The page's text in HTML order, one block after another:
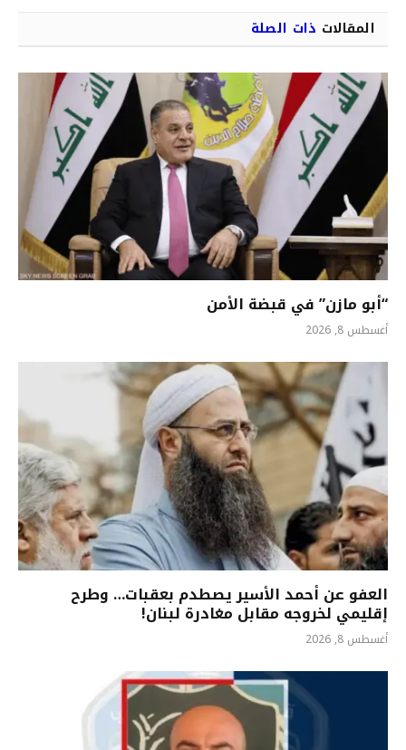
المقالات ذات الصلة
“أبو مازن” في قبضة الأمن
أغسطس 8, 2026
العفو عن أحمد الأسير يصطدم بعقبات… وطرح
إقليمي لخروجه مقابل مغادرة لبنان!
أغسطس 8, 2026